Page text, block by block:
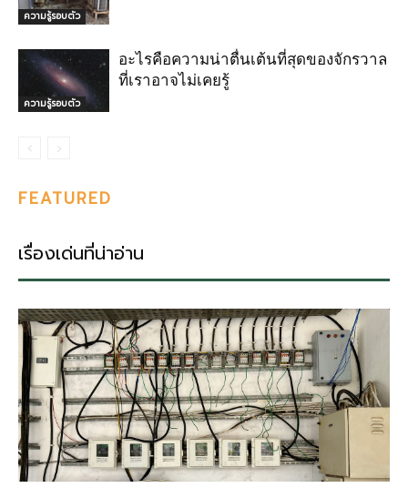
ความรู้รอบตัว
ความรู้รอบตัว
อะไรคือความน่าตื่นเต้นที่สุดของจักรวาล
ที่เราอาจไม่เคยรู้
FEATURED
เรื่องเด่นที่น่าอ่าน